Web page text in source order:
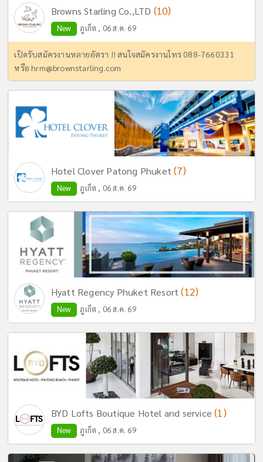
Browns Starling Co.,LTD (10)
New ภูเก็ต , 06 ส.ค. 69
เปิดรับสมัครงานหลายอัตรา !! สนใจสมัครงานโทร 088-7660331
หรือhrm@brownstarling.com
Hotel Clover Patong Phuket(7)
New ภูเก็ต , 06 ส.ค. 69
Hyatt Regency Phuket Resort(12)
New ภูเก็ต , 06 ส.ค. 69
BYD Lofts Boutique Hotel and service(1)
New ภูเก็ต , 06 ส.ค. 69